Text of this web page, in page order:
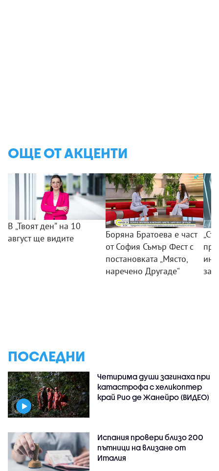
ОЩЕ ОТ АКЦЕНТИ
В „Твоят ден” на 10
август ще видите
Боряна Братоева е част
от София Съмър Фест с
постановката „Място,
наречено Другаде“
ПОСЛЕДНИ
Четирима души загинаха при
катастрофа с хеликоптер
край Рио де Жанейро (ВИДЕО)
Испания провери близо 200
пътници на влизане от
Италия